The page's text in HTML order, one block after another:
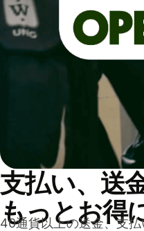
支払い、送
もっとお得
40通貨以上の送金、支